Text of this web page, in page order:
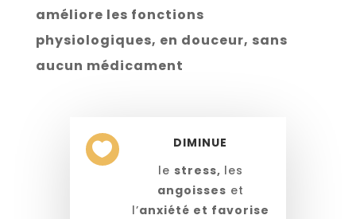
améliore les fonctions
physiologiques, en douceur, sans
aucun médicament

DIMINUE
le stress, les
angoisses et
l’anxiété et favorise